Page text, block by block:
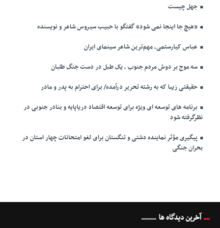
جهل چیست
«هیچ جا اینجا نمی شود» گفتگو با حبیب سیروس شاعر و نویسنده
عباس کیارستمی، مهم‌ترین شاعر سینمای ایران
سه موج بر دوش مردم جنوب ، یک طبل در دست جنگ طلبان
حقیقتی زیبا که به رشته تحریر درآمده/ برای احترام به پدر و مادر
برنامه های توسعه ای ویژه برای توسعه اقتصاد دریاپایه و بنادر جنوبی در
نظرگرفته شود
پیگیری مؤثر نماینده دشتی و تنگستان برای لغو امتحانات چهار استان در
بحران جنگی
آخرین دیدگاه ها